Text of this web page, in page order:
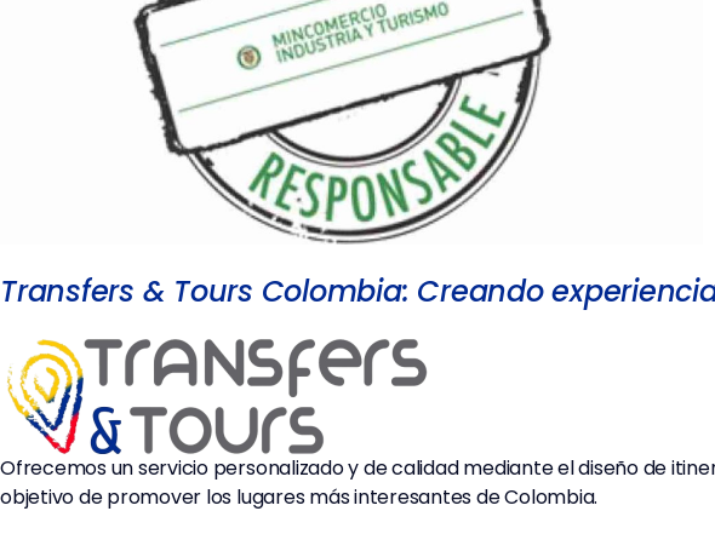
Transfers & Tours Colombia: Creando
Ofrecemos un servicio personalizado y de calidad mediante el diseño de
objetivo de promover los lugares más interesantes de Colombia.